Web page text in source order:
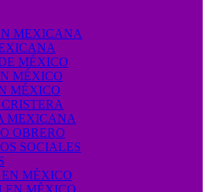
MEXICANA
MÉXICO
MÉXICO
MÉXICO
MEXICANA
OBRERO
SOCIALES
MÉXICO
EN MÉXICO